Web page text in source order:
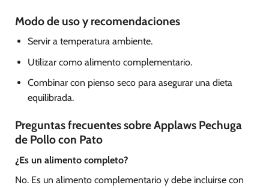
Modo de uso y recomendaciones
Servir a temperatura ambiente.
Utilizar como alimento complementario.
Combinar con pienso seco para asegurar una dieta
equilibrada.
Preguntas frecuentes sobre Applaws Pechuga
de Pollo con Pato
¿Es un alimento completo?
No. Es un alimento complementario y debe incluirse con